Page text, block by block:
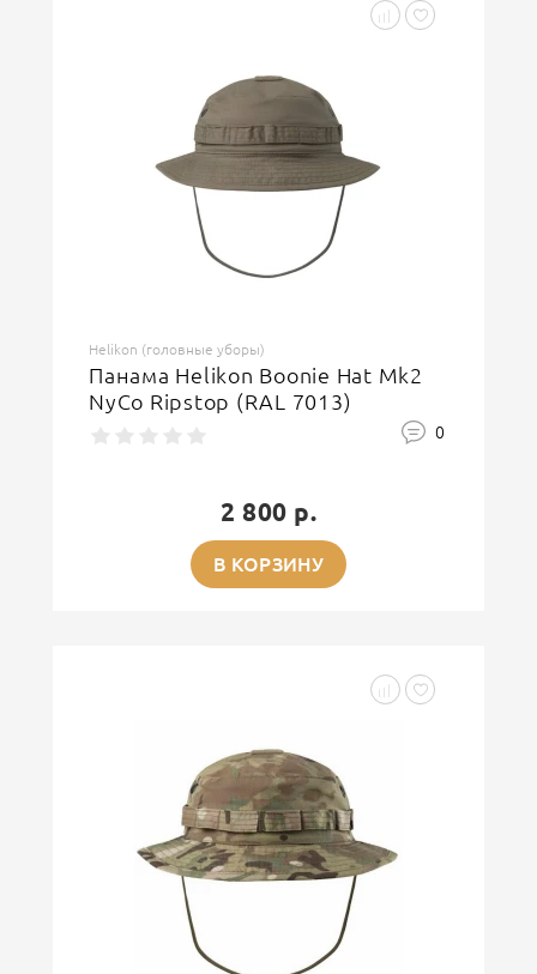
Helikon (головные уборы)
Панама Helikon Boonie Hat Mk2
NyCo Ripstop (RAL 7013)
0
2 800 р.
В КОРЗИНУ